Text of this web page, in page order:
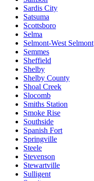
Sardis City
Satsuma
Scottsboro
Selma
Selmont-West Selmont
Semmes
Sheffield
Shelby
Shelby County
Shoal Creek
Slocomb
Smiths Station
Smoke Rise
Southside
Spanish Fort
Springville
Steele
Stevenson
Stewartville
Sulligent